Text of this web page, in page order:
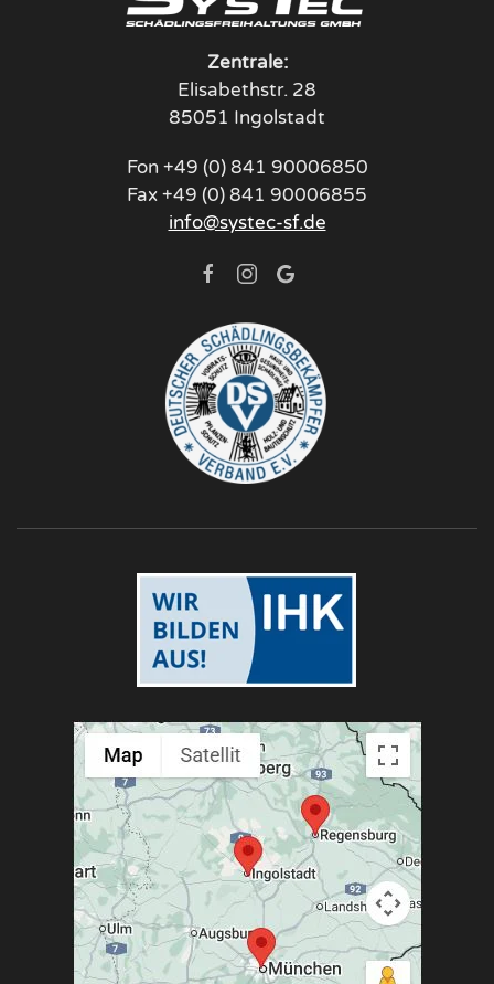
Zentrale:
Elisabethstr. 28
85051 Ingolstadt
Fon +49 (0) 841 90006850
Fax +49 (0) 841 90006855
info@systec-sf.de